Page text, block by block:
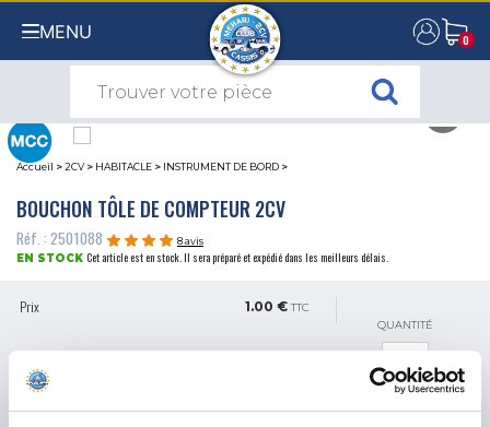
MENU 0
0
Accueil >2CV > HABITACLE > INSTRUMENT DE BORD >
BOUCHON TÔLE DE COMPTEUR 2CV
Réf. : 2501088
8 avis
EN STOCK Cet article est en stock. Il sera préparé et expédié dans les meilleurs délais.
Prix 1.00 € TTC
QUANTITÉ